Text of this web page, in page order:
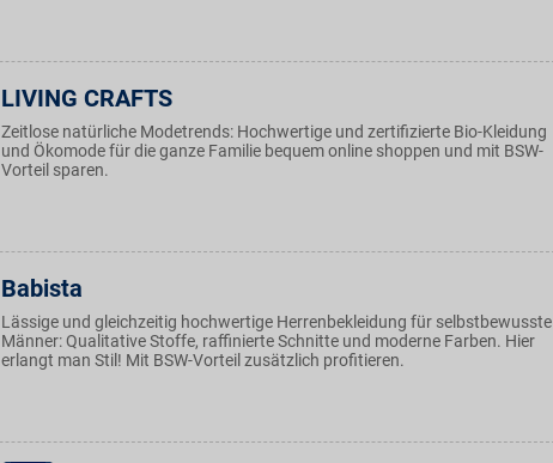
LIVING CRAFTS
Zeitlose natürliche Modetrends: Hochwertige und zertifizierte Bio-Kleidung
und Ökomode für die ganze Familie bequem online shoppen und mit BSW-
Vorteil sparen.
Babista
Lässige und gleichzeitig hochwertige Herrenbekleidung für selbstbewusste
Männer: Qualitative Stoffe, raffinierte Schnitte und moderne Farben. Hier
erlangt man Stil! Mit BSW-Vorteil zusätzlich profitieren.